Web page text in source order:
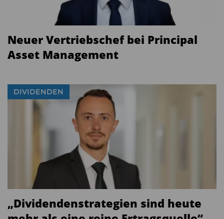
Neuer Vertriebschef bei Principal
Asset Management
DIVIDENDEN
„Dividendenstrategien sind heute